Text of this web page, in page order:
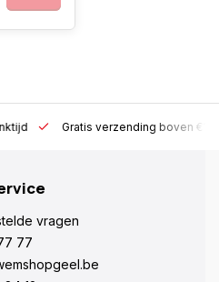
Gratis verzending boven
vragen
77